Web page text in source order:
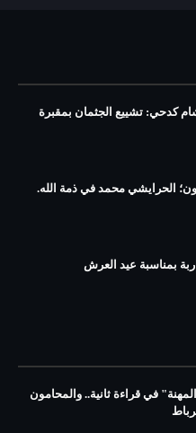
كدحي: تشييع الجثمان بمقبرة
الحرايشي محمد في ذمة الله.
بمناسبة عيد العرش
في قراءة ثانية.. والمحامون